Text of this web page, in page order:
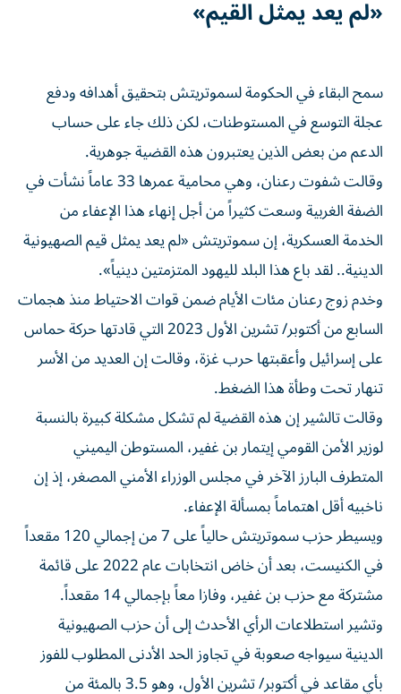
«لم يعد يمثل القيم»
سمح البقاء في الحكومة لسموتريتش بتحقيق أهدافه ودفع
عجلة التوسع في المستوطنات، لكن ذلك جاء على حساب
الدعم من بعض الذين يعتبرون هذه القضية جوهرية.
وقالت شفوت رعنان، وهي محامية عمرها 33 عاماً نشأت في
الضفة الغربية وسعت كثيراً من أجل إنهاء هذا الإعفاء ‌من
الخدمة العسكرية، إن سموتريتش «لم ‌يعد يمثل قيم الصهيونية
الدينية.. لقد باع هذا البلد لليهود المتزمتين دينياً».
وخدم زوج رعنان ⁠مئات الأيام ضمن قوات الاحتياط منذ هجمات
السابع من أكتوبر/ تشرين الأول 2023 التي قادتها حركة حماس
على إسرائيل وأعقبتها حرب غزة، ‌وقالت إن العديد من الأسر
تنهار تحت وطأة هذا الضغط.
وقالت تالشير إن هذه القضية لم تشكل مشكلة كبيرة بالنسبة
لوزير الأمن القومي إيتمار بن غفير، المستوطن اليميني
المتطرف البارز الآخر في مجلس الوزراء الأمني المصغر، إذ إن
ناخبيه أقل اهتماماً بمسألة الإعفاء.
ويسيطر حزب سموتريتش حالياً على 7 من إجمالي 120 مقعداً
في الكنيست، ⁠بعد أن خاض انتخابات عام 2022 على قائمة
مشتركة مع حزب بن غفير، وفازا معاً بإجمالي 14 مقعداً.
وتشير استطلاعات الرأي الأحدث إلى أن حزب الصهيونية
الدينية سيواجه ​صعوبة في تجاوز الحد الأدنى المطلوب للفوز
بأي مقاعد في أكتوبر/ تشرين الأول، وهو 3.5 بالمئة من